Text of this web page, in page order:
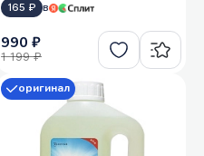
165 ₽ в
990 ₽
1 199 ₽
оригинал